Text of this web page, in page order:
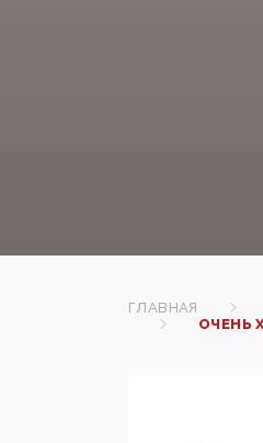
ГЛАВНАЯ
ОЧЕНЬ